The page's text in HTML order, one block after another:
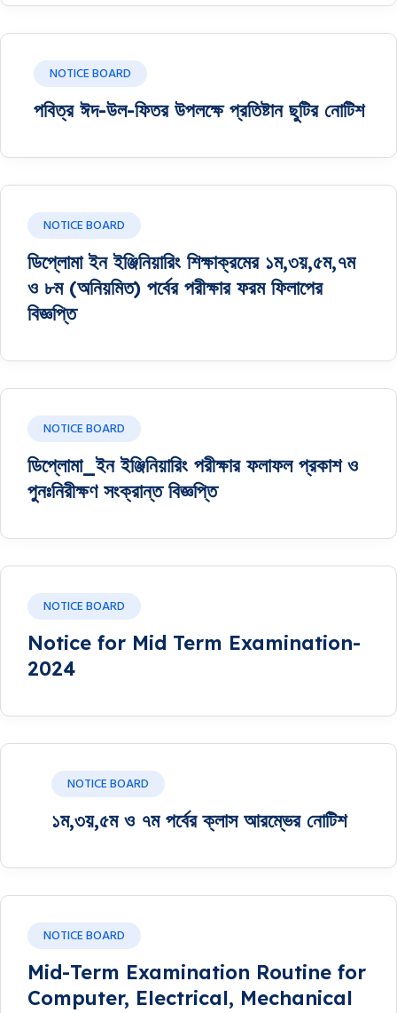
NOTICE BOARD
পবিত্র ঈদ-উল-ফিতর উপলক্ষে প্রতিষ্টান ছুটির নোটিশ
NOTICE BOARD
ডিপ্লোমা ইন ইঞ্জিনিয়ারিং শিক্ষাক্রমের ১ম,৩য়,৫ম,৭ম
ও ৮ম (অনিয়মিত) পর্বের পরীক্ষার ফরম ফিলাপের
বিজ্ঞপ্তি
NOTICE BOARD
ডিপ্লোমা_ইন ইঞ্জিনিয়ারিং পরীক্ষার ফলাফল প্রকাশ ও
পুনঃনিরীক্ষণ সংক্রান্ত বিজ্ঞপ্তি
NOTICE BOARD
Notice for Mid Term Examination-
2024
NOTICE BOARD
১ম,৩য়,৫ম ও ৭ম পর্বের ক্লাস আরম্ভের নোটিশ
NOTICE BOARD
Mid-Term Examination Routine for
Computer, Electrical, Mechanical